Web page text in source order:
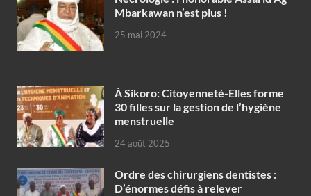
Mbarkawan n’est plus !
25 mai 2024
À Sikoro: Citoyenneté-Elles forme
30 filles sur la gestion de l’hygiène
menstruelle
24 août 2025
Ordre des chirurgiens dentistes :
D’énormes défis à relever